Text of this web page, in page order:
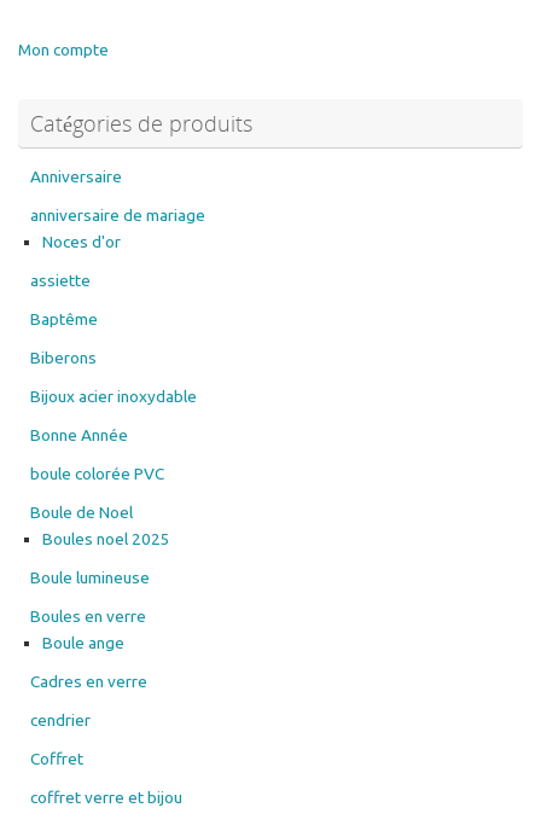
Mon compte
Catégories de produits
Anniversaire
anniversaire de mariage
Noces d'or
assiette
Baptême
Biberons
Bijoux acier inoxydable
Bonne Année
boule colorée PVC
Boule de Noel
Boules noel 2025
Boule lumineuse
Boules en verre
Boule ange
Cadres en verre
cendrier
Coffret
coffret verre et bijou